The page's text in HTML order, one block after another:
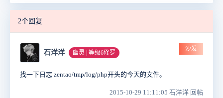
2个回复
石洋洋 幽灵 | 等级6修罗
沙发
找一下日志 zentao/tmp/log/php开头的今天的文件。
2015-10-29 11:11:05 石洋洋 回帖